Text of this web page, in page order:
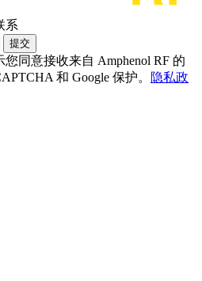
系
提交
同意接收来自 Amphenol RF 的
和 Google 保护。
隐私政